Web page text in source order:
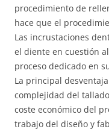
procedimiento de
hace que el
Las incrustaciones
el diente en cuestión
proceso dedicado en
La principal
complejidad del
coste económico del
trabajo del diseño y